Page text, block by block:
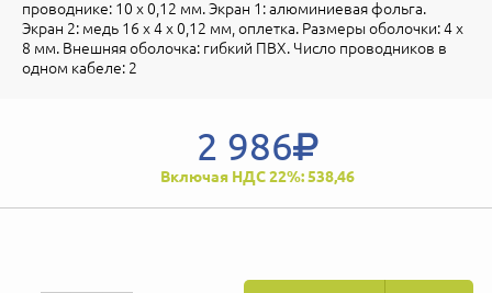
проводнике: 10 x 0,12 мм. Экран 1: алюминиевая фольга.
Экран 2: медь 16 х 4 x 0,12 мм, оплетка. Размеры оболочки: 4 x
8 мм. Внешняя оболочка: гибкий ПВХ. Число проводников в
одном кабеле: 2
2 986
Включая НДС 22%: 538,46